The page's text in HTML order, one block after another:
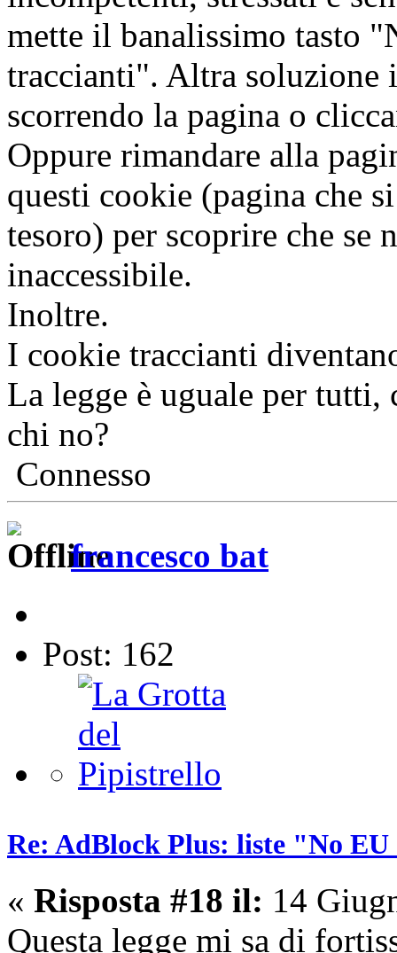
mette il banalissimo tasto
traccianti". Altra soluzione
scorrendo la pagina o
Oppure rimandare alla
questi cookie (pagina che
tesoro) per scoprire che
inaccessibile.
Inoltre.
I cookie traccianti
La legge è uguale per tutti,
chi no?
Connesso
francesco bat
Post: 162
Re: AdBlock Plus: liste "No
« Risposta #18 il: 14
Questa legge mi sa di